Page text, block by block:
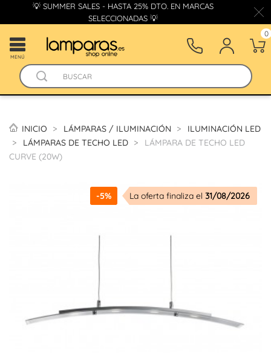
💡 SUMMER SALES - HASTA 25% DTO. EN MARCAS
SELECCIONADAS 💡
MENÚ
0
INICIO LÁMPARAS / ILUMINACIÓN
ILUMINACIÓN LED
LÁMPARAS DE TECHO LED
LÁMPARA DE TECHO LED
CURVE (20W)
-5% La oferta finaliza el 31/08/2026